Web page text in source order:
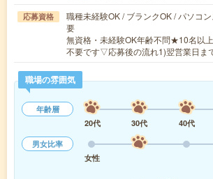
応募資格
職種未経験OK / ブランクOK / パソコ
要
無資格・未経験OK年齢不問★10名以
不要です▽応募後の流れ1)翌営業日ま
職場の雰囲気
年齢層
20代
30代 40代
男女比率
女性